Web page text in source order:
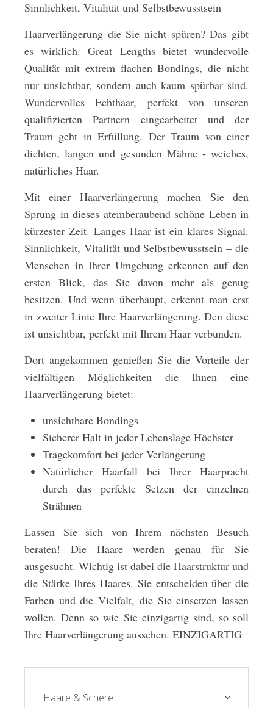
Sinnlichkeit, Vitalität und Selbstbewusstsein
Haarverlängerung die Sie nicht spüren? Das gibt
es wirklich. Great Lengths bietet wundervolle
Qualität mit extrem flachen Bondings, die nicht
nur unsichtbar, sondern auch kaum spürbar sind.
Wundervolles Echthaar, perfekt von unseren
qualifizierten Partnern eingearbeitet und der
Traum geht in Erfüllung. Der Traum von einer
dichten, langen und gesunden Mähne - weiches,
natürliches Haar.
Mit einer Haarverlängerung machen Sie den
Sprung in dieses atemberaubend schöne Leben in
kürzester Zeit. Langes Haar ist ein klares Signal.
Sinnlichkeit, Vitalität und Selbstbewusstsein – die
Menschen in Ihrer Umgebung erkennen auf den
ersten Blick, das Sie davon mehr als genug
besitzen. Und wenn überhaupt, erkennt man erst
in zweiter Linie Ihre Haarverlängerung. Den diese
ist unsichtbar, perfekt mit Ihrem Haar verbunden.
Dort angekommen genießen Sie die Vorteile der
vielfältigen Möglichkeiten die Ihnen eine
Haarverlängerung bietet:
unsichtbare Bondings
Sicherer Halt in jeder Lebenslage Höchster
Tragekomfort bei jeder Verlängerung
Natürlicher Haarfall bei Ihrer Haarpracht
durch das perfekte Setzen der einzelnen
Strähnen
Lassen Sie sich von Ihrem nächsten Besuch
beraten! Die Haare werden genau für Sie
ausgesucht. Wichtig ist dabei die Haarstruktur und
die Stärke Ihres Haares. Sie entscheiden über die
Farben und die Vielfalt, die Sie einsetzen lassen
wollen. Denn so wie Sie einzigartig sind, so soll
Ihre Haarverlängerung aussehen. EINZIGARTIG
Haare & Schere